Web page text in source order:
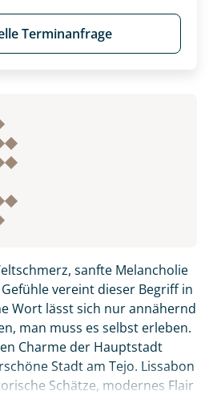
Terminanfrage
sanfte Melancholie
vereint dieser Begriff in
Wort lässt sich nur annähernd
man muss es selbst erleben.
Charme der Hauptstadt
Stadt am Tejo. Lissabon
Schätze, modernes Flair